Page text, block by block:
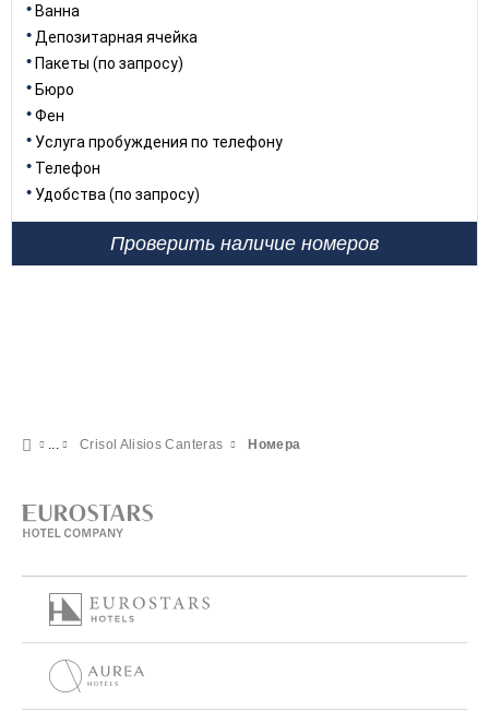
Ванна
Депозитарная ячейка
Пакеты (по запросу)
Бюро
Фен
Услуга пробуждения по телефону
Телефон
Удобства (по запросу)
Проверить наличие номеров
Crisol Alisios Canteras Номера